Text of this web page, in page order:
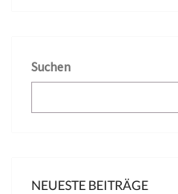
Suchen
NEUESTE BEITRÄGE